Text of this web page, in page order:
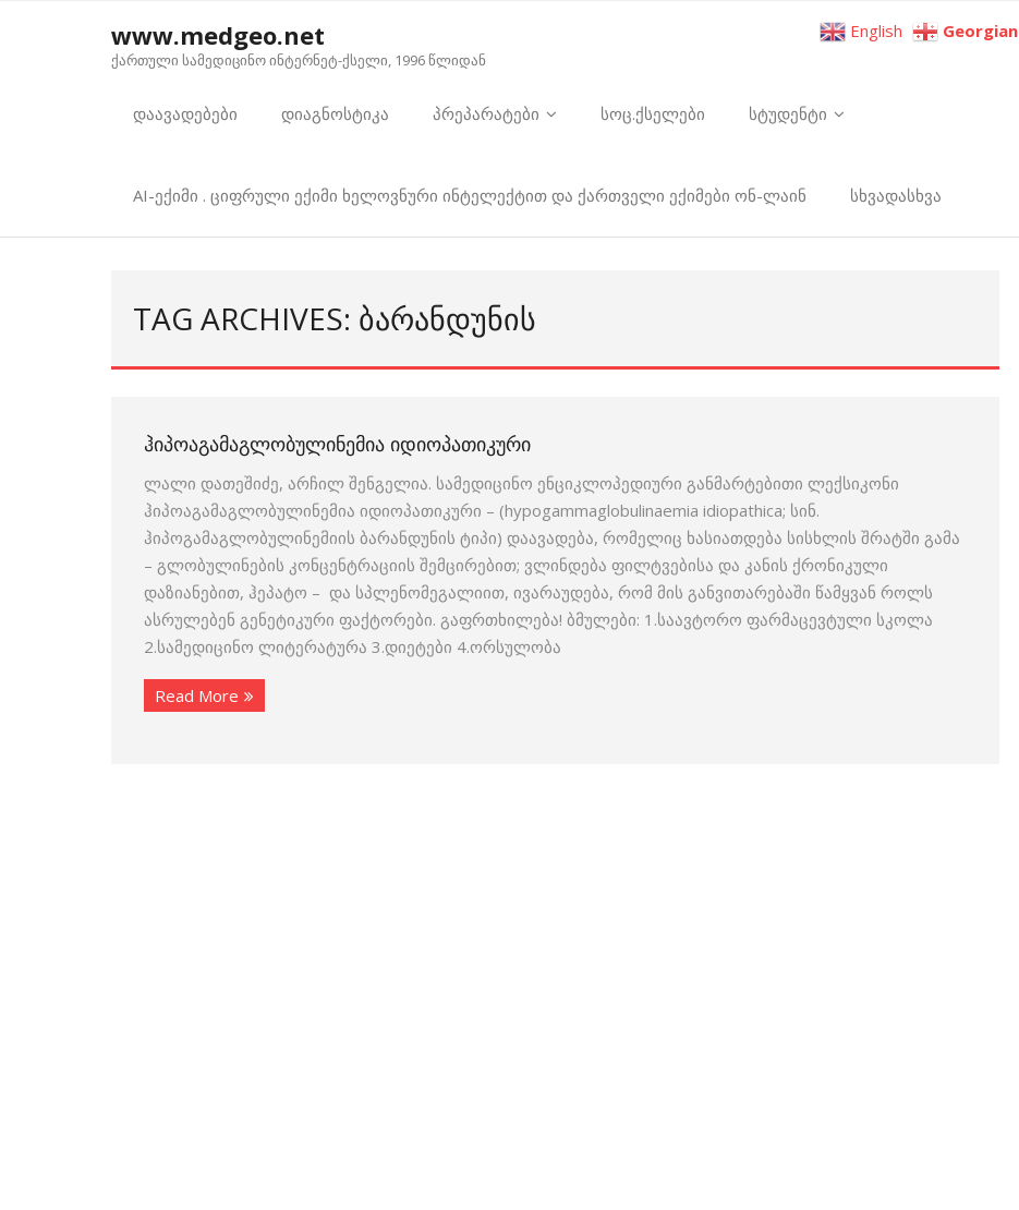
www.medgeo.net
ქართული სამედიცინო ინტერნეტ-ქსელი, 1996 წლიდან
დაავადებები დიაგნოსტიკა პრეპარატები სოც.ქსელები სტუდენტი
AI-ექიმი . ციფრული ექიმი ხელოვნური ინტელექტით და ქართველი ექიმები ონ-ლაინ სხვადასხვა
TAG ARCHIVES: ᲑᲐᲠᲐᲜᲓᲣᲜᲘᲡ
ᲰᲘᲞᲝᲐᲒᲐᲛᲐᲒᲚᲝᲑᲣᲚᲘᲜᲔᲛᲘᲐ ᲘᲓᲘᲝᲞᲐᲗᲘᲙᲣᲠᲘ
ლალი დათეშიძე, არჩილ შენგელია. სამედიცინო ენციკლოპედიური განმარტებითი ლექსიკონი
ჰიპოაგამაგლობულინემია იდიოპათიკური – (hypogammaglobulinaemia idiopathica; სინ.
ჰიპოგამაგლობულინემიის ბარანდუნის ტიპი) დაავადება, რომელიც ხასიათდება სისხლის შრატში გამა
– გლობულინების კონცენტრაციის შემცირებით; ვლინდება ფილტვებისა და კანის ქრონიკული
დაზიანებით, ჰეპატო – და სპლენომეგალიით, ივარაუდება, რომ მის განვითარებაში წამყვან როლს
ასრულებენ გენეტიკური ფაქტორები. გაფრთხილება! ბმულები: 1.საავტორო ფარმაცევტული სკოლა
2.სამედიცინო ლიტერატურა 3.დიეტები 4.ორსულობა
Read More
English Georgian